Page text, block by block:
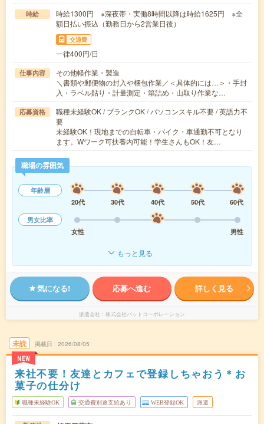
時給
時給1300円 ※深夜帯・実働8時間以降は時給1625円 ※全
額日払い振込（勤務日から2営業日後）
交通費
一律400円/日
仕事内容
その他軽作業・製造
＼書類や郵便物の封入や梱包作業／＜具体的には…＞・手封
入・ラベル貼り・計量測定・箱詰め・山取り作業な…
応募資格
職種未経験OK / ブランクOK / パソコンスキル不要 / 英語力不
要
未経験OK！現地までの自転車・バイク・車通勤不可となり
ます。Wワーク可扶養内可能！学生さんもOK！友…
職場の雰囲気
年齢層
20代
30代 40代 50代
60代
男女比率
女性
男性
もっと見る
気になる! 応募へ進む 詳しく見る
派遣会社 株式会社パットコーポレーション
未読
NEW
掲載日 2026/08/05
来社不要！友達とカフェで登録しちゃおう＊お
菓子の仕分け
職種未経験OK 交通費別途支給あり WEB登録OK 派遣